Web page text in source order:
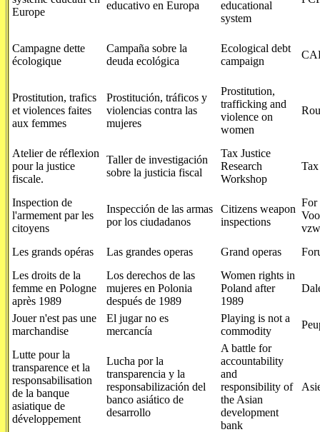
Europe
educativo en Europa
educational
system
Campagne dette
écologique
Campaña sobre la
deuda ecológica
Ecological debt
campaign
Prostitution, trafics
et violences faites
aux femmes
Prostitución, tráficos y
violencias contra las
mujeres
Prostitution,
trafficking and
violence on
women
Atelier de réflexion
pour la justice
fiscale.
Taller de investigación
sobre la justicia fiscal
Tax Justice
Research
Workshop
Inspection de
l'armement par les
citoyens
Inspección de las armas
por los ciudadanos
Citizens weapon
inspections
For
vzw
Les grands opéras
Las grandes operas Grand operas
Les droits de la
femme en Pologne
après 1989
Los derechos de las
mujeres en Polonia
después de 1989
Women rights in
Poland after
1989
Jouer n'est pas une
marchandise
El jugar no es
mercancía
Playing is not a
commodity
Lutte pour la
transparence et la
responsabilisation
de la banque
asiatique de
développement
Lucha por la
transparencia y la
responsabilización del
banco asiático de
desarrollo
A battle for
accountability
and
responsibility of
the Asian
development
bank